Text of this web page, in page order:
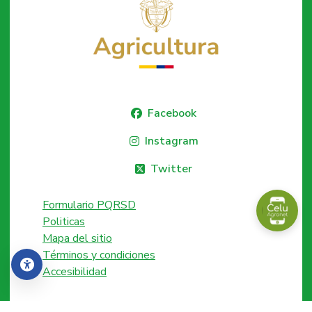
Accesibilidad
Facebook
Instagram
Twitter
Formulario PQRSD
Politicas
Mapa del sitio
Términos y condiciones
Accesibilidad